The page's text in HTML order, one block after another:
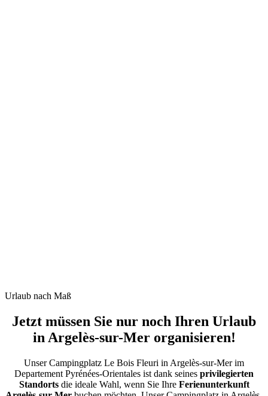
Urlaub nach Maß
Jetzt müssen Sie nur noch Ihren Urlaub
in Argelès-sur-Mer organisieren!
Unser Campingplatz Le Bois Fleuri in Argelès-sur-Mer im
Departement Pyrénées-Orientales ist dank seines privilegierten
Standortsdie ideale Wahl, wenn Sie Ihre Ferienunterkunft